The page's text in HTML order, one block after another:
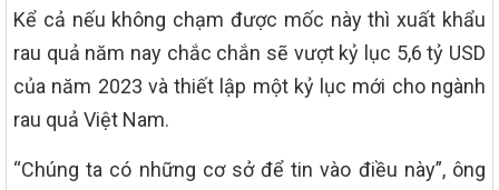
Kể cả nếu không chạm được mốc này thì xuất khẩu
rau quả năm nay chắc chắn sẽ vượt kỷ lục 5,6 tỷ USD
của năm 2023 và thiết lập một kỷ lục mới cho ngành
rau quả Việt Nam.
“Chúng ta có những cơ sở để tin vào điều này”, ông